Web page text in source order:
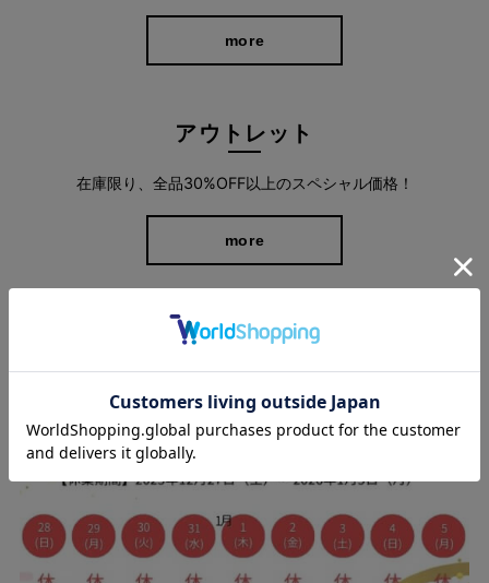
ヒップを立体的にみせる美尻効果
more
アウトレット
在庫限り、全品30%OFF以上のスペシャル価格！
more
スタッフブログ